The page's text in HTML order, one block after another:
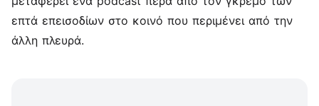
επτά επεισοδίων στο κοινό που περιμένει από την
άλλη πλευρά.